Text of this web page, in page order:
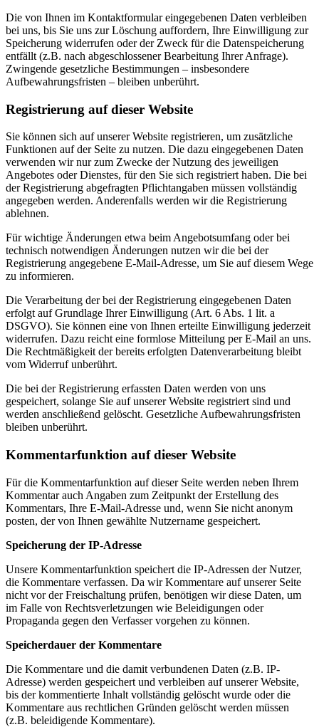
Die von Ihnen im Kontaktformular eingegebenen Daten verbleiben
bei uns, bis Sie uns zur Löschung auffordern, Ihre Einwilligung zur
Speicherung widerrufen oder der Zweck für die Datenspeicherung
entfällt (z.B. nach abgeschlossener Bearbeitung Ihrer Anfrage).
Zwingende gesetzliche Bestimmungen – insbesondere
Aufbewahrungsfristen – bleiben unberührt.
Registrierung auf dieser Website
Sie können sich auf unserer Website registrieren, um zusätzliche
Funktionen auf der Seite zu nutzen. Die dazu eingegebenen Daten
verwenden wir nur zum Zwecke der Nutzung des jeweiligen
Angebotes oder Dienstes, für den Sie sich registriert haben. Die bei
der Registrierung abgefragten Pflichtangaben müssen vollständig
angegeben werden. Anderenfalls werden wir die Registrierung
ablehnen.
Für wichtige Änderungen etwa beim Angebotsumfang oder bei
technisch notwendigen Änderungen nutzen wir die bei der
Registrierung angegebene E-Mail-Adresse, um Sie auf diesem Wege
zu informieren.
Die Verarbeitung der bei der Registrierung eingegebenen Daten
erfolgt auf Grundlage Ihrer Einwilligung (Art. 6 Abs. 1 lit. a
DSGVO). Sie können eine von Ihnen erteilte Einwilligung jederzeit
widerrufen. Dazu reicht eine formlose Mitteilung per E-Mail an uns.
Die Rechtmäßigkeit der bereits erfolgten Datenverarbeitung bleibt
vom Widerruf unberührt.
Die bei der Registrierung erfassten Daten werden von uns
gespeichert, solange Sie auf unserer Website registriert sind und
werden anschließend gelöscht. Gesetzliche Aufbewahrungsfristen
bleiben unberührt.
Kommentarfunktion auf dieser Website
Für die Kommentarfunktion auf dieser Seite werden neben Ihrem
Kommentar auch Angaben zum Zeitpunkt der Erstellung des
Kommentars, Ihre E-Mail-Adresse und, wenn Sie nicht anonym
posten, der von Ihnen gewählte Nutzername gespeichert.
Speicherung der IP-Adresse
Unsere Kommentarfunktion speichert die IP-Adressen der Nutzer,
die Kommentare verfassen. Da wir Kommentare auf unserer Seite
nicht vor der Freischaltung prüfen, benötigen wir diese Daten, um
im Falle von Rechtsverletzungen wie Beleidigungen oder
Propaganda gegen den Verfasser vorgehen zu können.
Speicherdauer der Kommentare
Die Kommentare und die damit verbundenen Daten (z.B. IP-
Adresse) werden gespeichert und verbleiben auf unserer Website,
bis der kommentierte Inhalt vollständig gelöscht wurde oder die
Kommentare aus rechtlichen Gründen gelöscht werden müssen
(z.B. beleidigende Kommentare).